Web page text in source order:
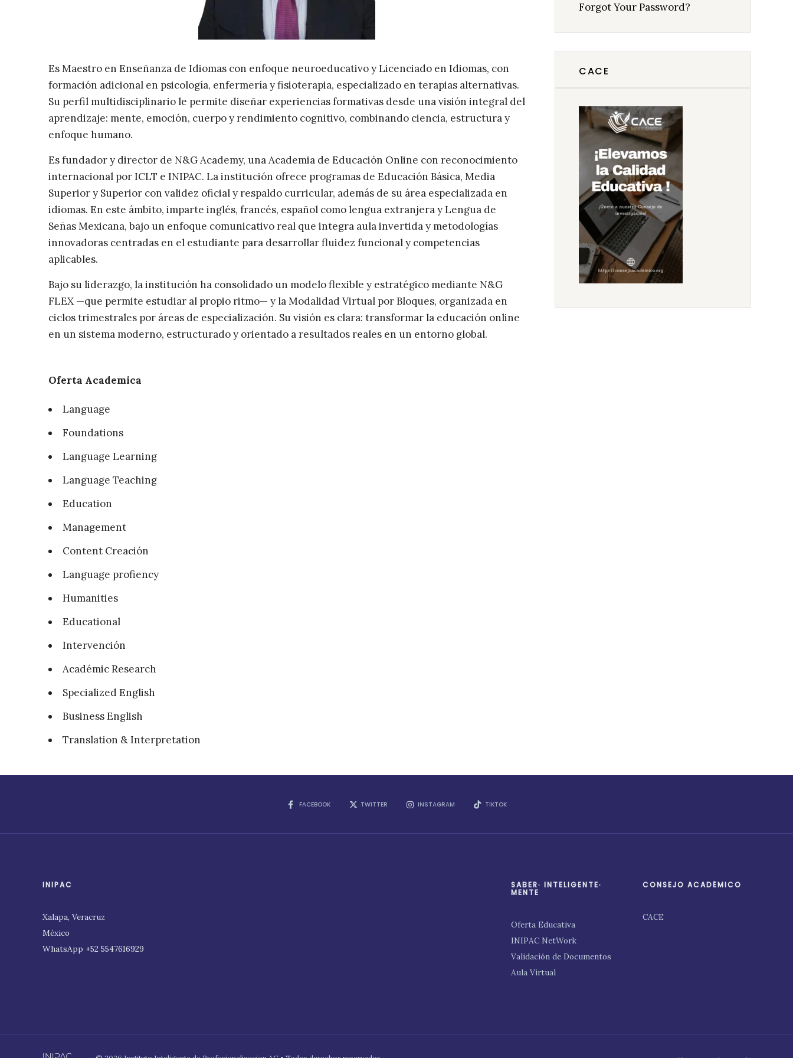
Es Maestro en Enseñanza de Idiomas con enfoque neuroeducativo y Licenciado en Idiomas, con
formación adicional en psicología, enfermería y fisioterapia, especializado en terapias alternativas.
Su perfil multidisciplinario le permite diseñar experiencias formativas desde una visión integral del
aprendizaje: mente, emoción, cuerpo y rendimiento cognitivo, combinando ciencia, estructura y
enfoque humano.
Es fundador y director de N&G Academy, una Academia de Educación Online con reconocimiento
internacional por ICLT e INIPAC. La institución ofrece programas de Educación Básica, Media
Superior y Superior con validez oficial y respaldo curricular, además de su área especializada en
idiomas. En este ámbito, imparte inglés, francés, español como lengua extranjera y Lengua de
Señas Mexicana, bajo un enfoque comunicativo real que integra aula invertida y metodologías
innovadoras centradas en el estudiante para desarrollar fluidez funcional y competencias
aplicables.
Bajo su liderazgo, la institución ha consolidado un modelo flexible y estratégico mediante N&G
FLEX —que permite estudiar al propio ritmo— y la Modalidad Virtual por Bloques, organizada en
ciclos trimestrales por áreas de especialización. Su visión es clara: transformar la educación online
en un sistema moderno, estructurado y orientado a resultados reales en un entorno global.
Oferta Academica
Language
Foundations
Language Learning
Language Teaching
Education
Management
Content Creación
Language profiency
Humanities
Educational
Intervención
Académic Research
Specialized English
Business English
Translation & Interpretation
Forgot Your Password?
CACE
FACEBOOK TWITTER INSTAGRAM TIKTOK
INIPAC
Xalapa, Veracruz
México
WhatsApp +52 5547616929
SABER∙ INTELIGENTE∙
MENTE
Oferta Educativa
INIPAC NetWork
Validación de Documentos
Aula Virtual
CONSEJO ACADÉMICO
CACE